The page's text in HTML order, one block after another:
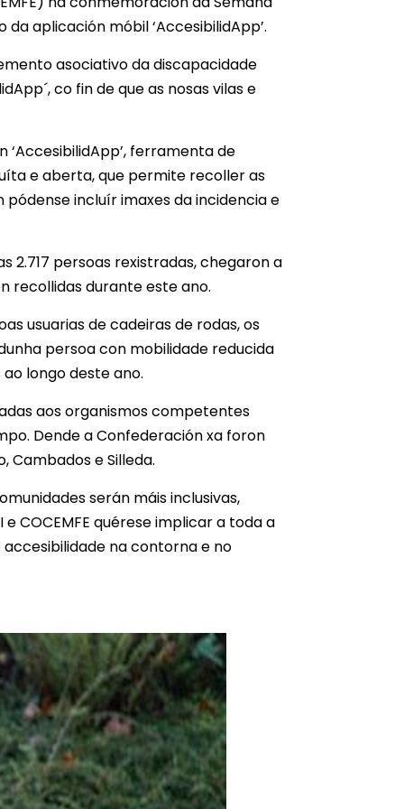
aplicación móbil ‘AccesibilidApp’.
asociativo da discapacidade
co fin de que as nosas vilas e
ferramenta de
e aberta, que permite recoller as
incluír imaxes da incidencia e
2.717 persoas rexistradas, chegaron a
recollidas durante este ano.
usuarias de cadeiras de rodas, os
persoa con mobilidade reducida
longo deste ano.
aos organismos competentes
Dende a Confederación xa foron
Cambados e Silleda.
serán máis inclusivas,
COCEMFE quérese implicar a toda a
accesibilidade na contorna e no